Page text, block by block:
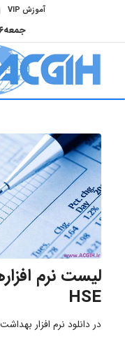
آموزش VIP
جمعه
لیست نرم
HSE
در دانلود نرم افزار